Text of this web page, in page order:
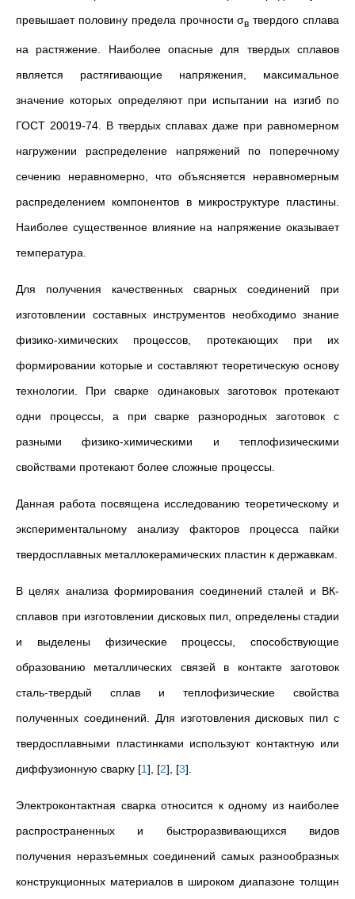
превышает половину предела прочности σв твердого сплава
на растяжение. Наиболее опасные для твердых сплавов
является растягивающие напряжения, максимальное
значение которых определяют при испытании на изгиб по
ГОСТ 20019-74. В твердых сплавах даже при равномерном
нагружении распределение напряжений по поперечному
сечению неравномерно, что объясняется неравномерным
распределением компонентов в микроструктуре пластины.
Наиболее существенное влияние на напряжение оказывает
температура.
Для получения качественных сварных соединений при
изготовлении составных инструментов необходимо знание
физико-химических процессов, протекающих при их
формировании которые и составляют теоретическую основу
технологии. При сварке одинаковых заготовок протекают
одни процессы, а при сварке разнородных заготовок с
разными физико-химическими и теплофизическими
свойствами протекают более сложные процессы.
Данная работа посвящена исследованию теоретическому и
экспериментальному анализу факторов процесса пайки
твердосплавных металлокерамических пластин к державкам.
В целях анализа формирования соединений сталей и ВК-
сплавов при изготовлении дисковых пил, определены стадии
и выделены физические процессы, способствующие
образованию металлических связей в контакте заготовок
сталь-твердый сплав и теплофизические свойства
полученных соединений. Для изготовления дисковых пил с
твердосплавными пластинками используют контактную или
диффузионную сварку [1] [2] [3]
Электроконтактная сварка относится к одному из наиболее
распространенных и быстроразвивающихся видов
получения неразъемных соединений самых разнообразных
конструкционных материалов в широком диапазоне толщин